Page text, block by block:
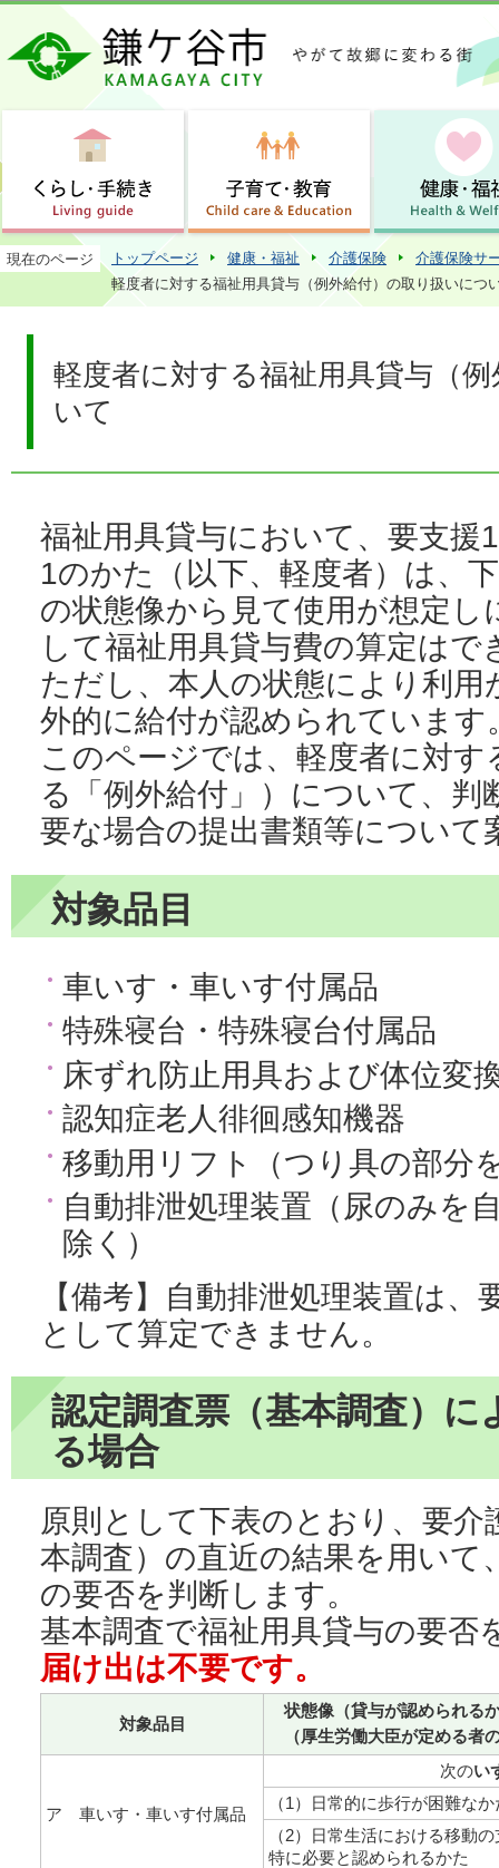
この
現在のページ トップページ 健康・福祉 介護保険
介護保険サ
軽度者に対する福祉用具貸与（例外給付）の取り扱いにつ
軽度者に対する福祉用具貸与（
いて
福祉用具貸与において、要支援
1のかた（以下、軽度者）は、
の状態像から見て使用が想定
して福祉用具貸与費の算定はで
ただし、本人の状態により利
外的に給付が認められています
このページでは、軽度者に対
る「例外給付」）について、判
要な場合の提出書類等について
対象品目
車いす・車いす付属品
特殊寝台・特殊寝台付属品
床ずれ防止用具および体位変
認知症老人徘徊感知機器
移動用リフト（つり具の部分
自動排泄処理装置（尿のみを
除く）
【備考】自動排泄処理装置は
として算定できません。
認定調査票（基本調査）に
る場合
原則として下表のとおり、要介
本調査）の直近の結果を用いて
の要否を判断します。
基本調査で福祉用具貸与の要否
届け出は不要です。
対象品目
状態像（貸与が認められる
（厚生労働大臣が定める者
ア 車いす・車いす付属品
次のい
（1）日常的に歩行が困難なか
（2）日常生活における移動
特に必要と認められるかた